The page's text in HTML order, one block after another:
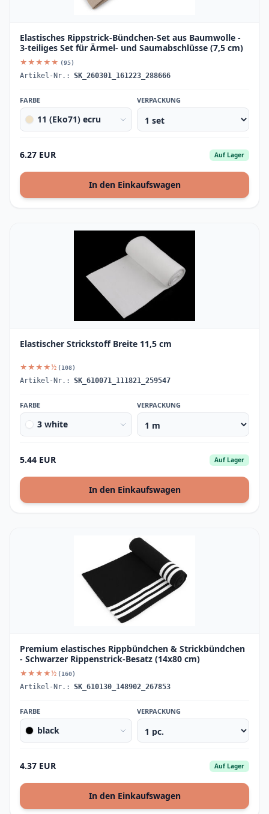
Elastisches Rippstrick-Bündchen-Set aus Baumwolle -
3-teiliges Set für Ärmel- und Saumabschlüsse (7,5 cm)
★★★★★ (95)
Artikel-Nr.: SK_260301_161223_288666
FARBE
11 (Eko71) ecru
VERPACKUNG
6.27 EUR Auf Lager
In den Einkaufswagen
Elastischer Strickstoff Breite 11,5 cm
★★★★½ (108)
Artikel-Nr.: SK_610071_111821_259547
FARBE
3 white
VERPACKUNG
5.44 EUR Auf Lager
In den Einkaufswagen
Premium elastisches Rippbündchen & Strickbündchen
- Schwarzer Rippenstrick-Besatz (14x80 cm)
★★★★½ (160)
Artikel-Nr.: SK_610130_148902_267853
FARBE
black
VERPACKUNG
4.37 EUR Auf Lager
In den Einkaufswagen